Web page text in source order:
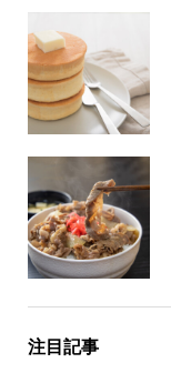
注目記事